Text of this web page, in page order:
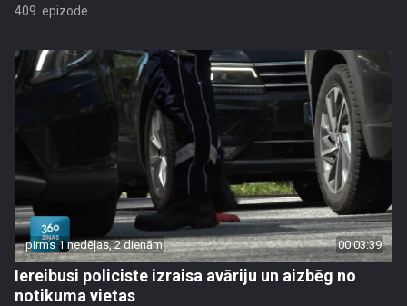
409. epizode
pirms 1 nedēļas, 2 dienām 00:03:39
Iereibusi policiste izraisa avāriju un aizbēg no
notikuma vietas